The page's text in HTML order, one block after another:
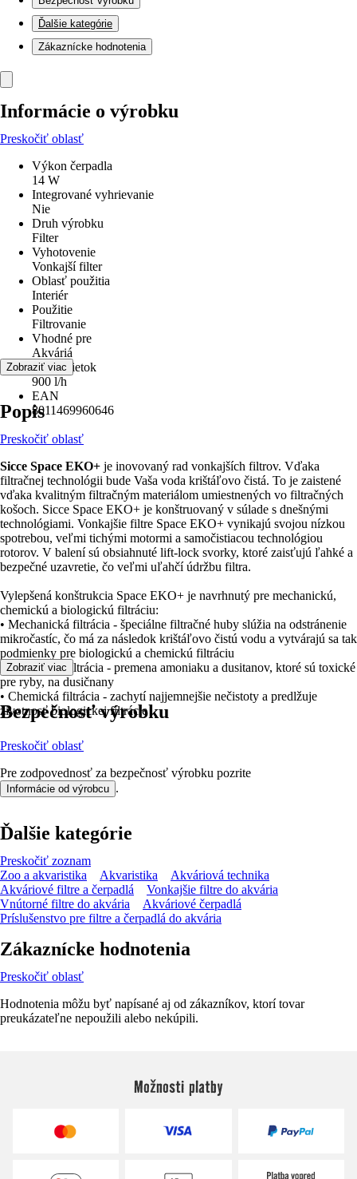
Ďalšie kategórie
Zákaznícke hodnotenia
Informácie o výrobku
Preskočiť oblasť
Výkon čerpadla
14 W
Integrované vyhrievanie
Nie
Druh výrobku
Filter
Vyhotovenie
Vonkajší filter
Oblasť použitia
Interiér
Použitie
Filtrovanie
Vhodné pre
Akváriá
Max. prietok
900 l/h
EAN
8011469960646
Zobraziť viac
Popis
Preskočiť oblasť
Sicce Space EKO+ je inovovaný rad vonkajších filtrov. Vďaka
filtračnej technológii bude Vaša voda krištáľovo čistá. To je zaistené
vďaka kvalitným filtračným materiálom umiestnených vo filtračných
košoch. Sicce Space EKO+ je konštruovaný v súlade s dnešnými
technológiami. Vonkajšie filtre Space EKO+ vynikajú svojou nízkou
spotrebou, veľmi tichými motormi a samočistiacou technológiou
rotorov. V balení sú obsiahnuté lift-lock svorky, ktoré zaisťujú ľahké a
bezpečné uzavretie, čo veľmi uľahčí údržbu filtra.
Vylepšená konštrukcia Space EKO+ je navrhnutý pre mechanickú,
chemickú a biologickú filtráciu:
• Mechanická filtrácia - špeciálne filtračné huby slúžia na odstránenie
mikročastíc, čo má za následok krištáľovo čistú vodu a vytvárajú sa tak
podmienky pre biologickú a chemickú filtráciu
• Biologická filtrácia - premena amoniaku a dusitanov, ktoré sú toxické
pre ryby, na dusičnany
• Chemická filtrácia - zachytí najjemnejšie nečistoty a predlžuje
životnosť biologickej filtrácie
Zobraziť viac
Bezpečnosť výrobku
Preskočiť oblasť
Pre zodpovednosť za bezpečnosť výrobku pozrite
Informácie od výrobcu .
Ďalšie kategórie
Preskočiť zoznam
Zoo a akvaristika
Akvaristika
Akváriová technika
Akváriové filtre a čerpadlá
Vonkajšie filtre do akvária
Vnútorné filtre do akvária
Akváriové čerpadlá
Príslušenstvo pre filtre a čerpadlá do akvária
Zákaznícke hodnotenia
Preskočiť oblasť
Hodnotenia môžu byť napísané aj od zákazníkov, ktorí tovar
preukázateľne nepoužili alebo nekúpili.
Možnosti platby